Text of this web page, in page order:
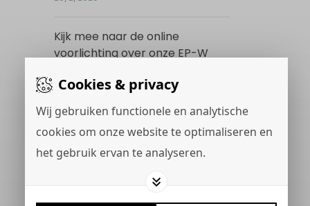
Cookies & privacy
Wij gebruiken functionele en analytische
cookies om onze website te optimaliseren en
het gebruik ervan te analyseren.
Kijk mee naar de online
voorlichting over onze EP-W